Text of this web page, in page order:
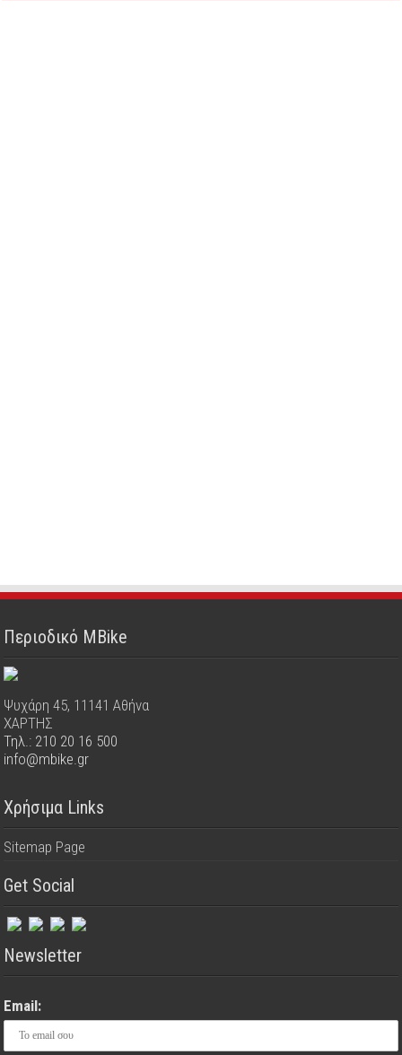
Περιοδικό MBike
Ψυχάρη 45, 11141 Αθήνα
ΧΑΡΤΗΣ
Τηλ.: 210 20 16 500
info@mbike.gr
Χρήσιμα Links
Sitemap Page
Get Social
Newsletter
Email: